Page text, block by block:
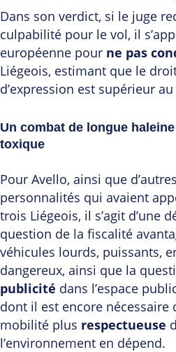
Dans son verdict, si le juge
culpabilité pour le vol, il
européenne pour ne pas
Liégeois, estimant que le
d’expression est supérieur
Un combat de longue
toxique
Pour Avello, ainsi que
personnalités qui avaient
trois Liégeois, il s’agit d’une
question de la fiscalité
véhicules lourds, puissants,
dangereux, ainsi que la
publicité dans l’espace
dont il est encore nécessaire
mobilité plus respectueuse
l’environnement en dépend.